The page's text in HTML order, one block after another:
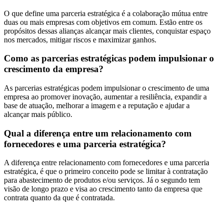
O que define uma parceria estratégica é a colaboração mútua entre
duas ou mais empresas com objetivos em comum. Estão entre os
propósitos dessas alianças alcançar mais clientes, conquistar espaço
nos mercados, mitigar riscos e maximizar ganhos.
Como as parcerias estratégicas podem impulsionar o
crescimento da empresa?
As parcerias estratégicas podem impulsionar o crescimento de uma
empresa ao promover inovação, aumentar a resiliência, expandir a
base de atuação, melhorar a imagem e a reputação e ajudar a
alcançar mais público.
Qual a diferença entre um relacionamento com
fornecedores e uma parceria estratégica?
A diferença entre relacionamento com fornecedores e uma parceria
estratégica, é que o primeiro conceito pode se limitar à contratação
para abastecimento de produtos e/ou serviços. Já o segundo tem
visão de longo prazo e visa ao crescimento tanto da empresa que
contrata quanto da que é contratada.